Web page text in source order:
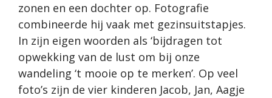
zonen en een dochter op. Fotografie
combineerde hij vaak met gezinsuitstapjes.
In zijn eigen woorden als ‘bijdragen tot
opwekking van de lust om bij onze
wandeling ‘t mooie op te merken’. Op veel
foto’s zijn de vier kinderen Jacob, Jan, Aagje